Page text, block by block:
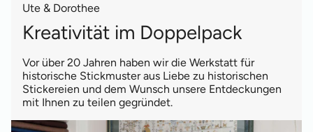
Ute & Dorothee
Kreativität im Doppelpack
Vor über 20 Jahren haben wir die Werkstatt für
historische Stickmuster aus Liebe zu historischen
Stickereien und dem Wunsch unsere Entdeckungen
mit Ihnen zu teilen gegründet.